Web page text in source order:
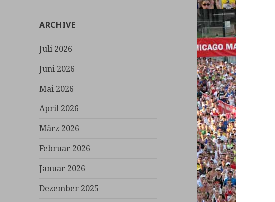
ARCHIVE
Juli 2026
Juni 2026
Mai 2026
April 2026
März 2026
Februar 2026
Januar 2026
Dezember 2025